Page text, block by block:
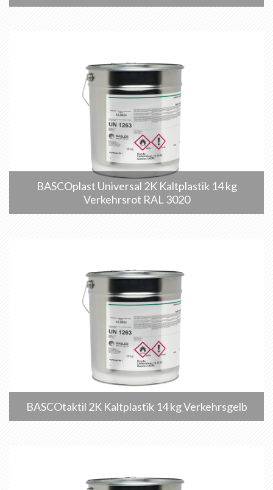
BASCOplast Universal 2K Kaltplastik 14 kg
Verkehrsrot RAL 3020
BASCOtaktil 2K Kaltplastik 14 kg Verkehrsgelb